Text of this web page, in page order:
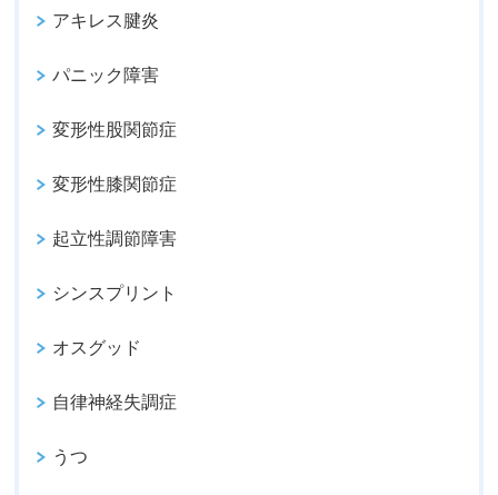
アキレス腱炎
パニック障害
変形性股関節症
変形性膝関節症
起立性調節障害
シンスプリント
オスグッド
自律神経失調症
うつ